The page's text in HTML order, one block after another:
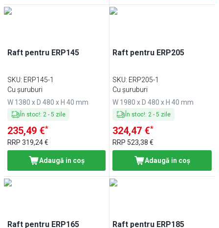
Raft pentru ERP145
SKU: ERP145-1
Cu șuruburi
W 1380 x D 480 x H 40 mm
În stoc!: 2- 5 zile
235,49 €*
RRP 319,24 €
Adaugă in coş
Raft pentru ERP205
SKU: ERP205-1
Cu șuruburi
W 1980 x D 480 x H 40 mm
În stoc!: 2 -5 zile
324,47 €*
RRP 523,38 €
Adaugă in coş
Raft pentru ERP165 Raft pentru ERP185